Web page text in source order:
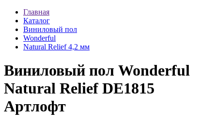
Главная
Каталог
Виниловый пол
Wonderful
Natural Relief 4,2 мм
Виниловый пол Wonderful
Natural Relief DE1815
Артлофт